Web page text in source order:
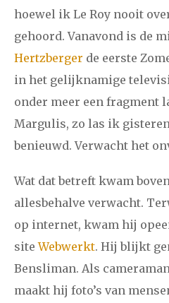
december
januari februari maart
december
december
2013
januari februari maart
augustus september
hoewel ik Le Roy nooit
gehoord. Vanavond is de
Hertzberger de eerste
in het gelijknamige
onder meer een fragment
Margulis, zo las ik
benieuwd. Verwacht het
Wat dat betreft kwam
allesbehalve verwacht.
op internet, kwam hij
siteWebwerkt. Hij blijkt
Bensliman. Als
maakt hij foto’s van